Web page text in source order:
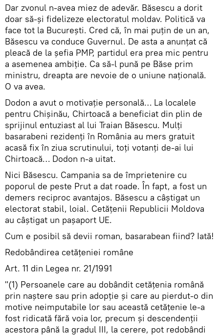
Dar zvonul n-avea miez de adevăr. Băsescu a dorit
doar să-şi fidelizeze electoratul moldav. Politică va
face tot la Bucureşti. Cred că, în mai puţin de un an,
Băsescu va conduce Guvernul. De asta a anunţat că
pleacă de la şefia PMP, partidul era prea mic pentru
a asemenea ambiţie. Ca să-l pună pe Băse prim
ministru, dreapta are nevoie de o uniune naţională.
O va avea.
Dodon a avut o motivaţie personală… La localele
pentru Chişinău, Chirtoacă a beneficiat din plin de
sprijinul entuziast al lui Traian Băsescu. Mulţi
basarabeni rezidenţi în România au mers gratuit
acasă fix în ziua scrutinului, toţi votanţi de-ai lui
Chirtoacă… Dodon n-a uitat.
Nici Băsescu. Campania sa de împrietenire cu
poporul de peste Prut a dat roade. În fapt, a fost un
demers reciproc avantajos. Băsescu a câştigat un
electorat stabil, loial. Cetăţenii Republicii Moldova
au câştigat un paşaport UE.
Cum e posibil să devii roman, basarabean fiind? Iată!
Redobândirea cetăţeniei române
Art. 11 din Legea nr. 21/1991
"(1) Persoanele care au dobândit cetăţenia română
prin naştere sau prin adopţie şi care au pierdut-o din
motive neimputabile lor sau această cetăţenie le-a
fost ridicată fără voia lor, precum şi descendenţii
acestora până la gradul III, la cerere, pot redobândi